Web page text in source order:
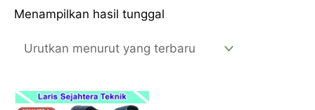
Menampilkan hasil tunggal